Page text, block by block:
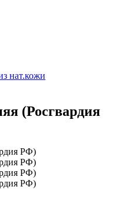
нат.кожи
(Росгвардия